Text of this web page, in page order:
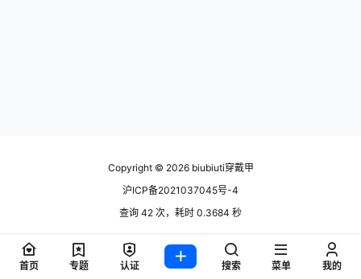
Copyright © 2026biubiuti穿戴甲
沪ICP备2021037045号-4
查询 42 次，耗时 0.3684 秒
首页 专题 认证 搜索 菜单 我的